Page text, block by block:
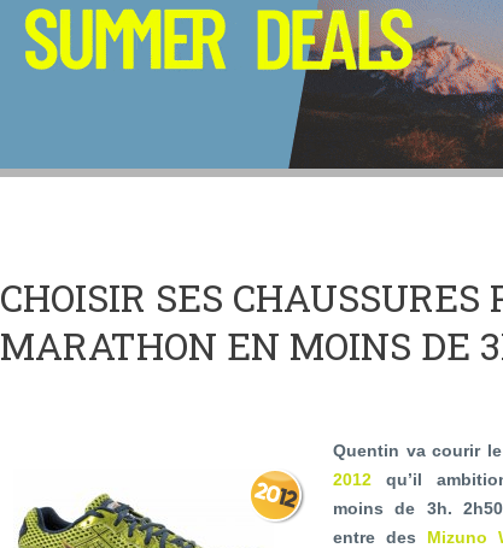
CHOISIR SES CHAUSSURES
MARATHON EN MOINS DE
Quentin va courir le
2012 qu’il
moins de 3h.
entre des Mizuno